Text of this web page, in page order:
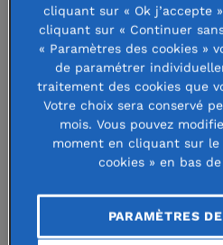
divers districts
c’est dans cette zone
particulièrement
que les efforts sont
la reconstruction à
s’agit d’appuyer
dans la mise en
programme intégré
cliquant sur « Ok j’accepte
cliquant sur « Continuer
« Paramètres des cookies »
de paramétrer
traitement des cookies que
Votre choix sera conservé
mois. Vous pouvez
moment en cliquant sur le
cookies » en bas
PARAMÈTRES